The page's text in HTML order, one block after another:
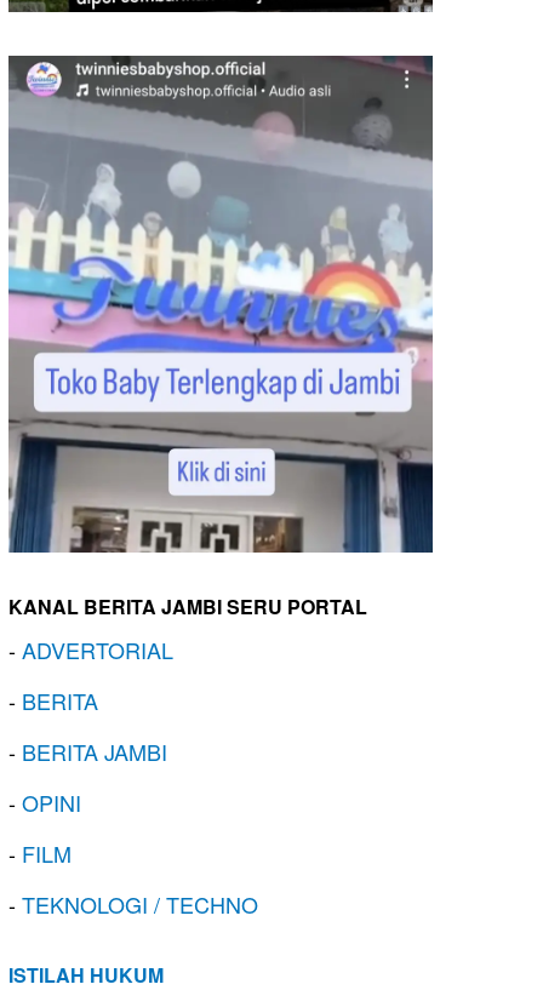
KANAL BERITA JAMBI SERU PORTAL
-ADVERTORIAL
- BERITA
- BERITA JAMBI
-OPINI
- FILM
-TEKNOLOGI / TECHNO
ISTILAH HUKUM